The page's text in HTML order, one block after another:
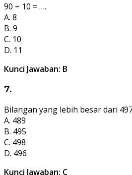
90 ÷ 10 = ….
A. 8
B. 9
C. 10
D. 11
Kunci Jawaban: B
7.
Bilangan yang lebih besar dari
A. 489
B. 495
C. 498
D. 496
Kunci Jawaban: C